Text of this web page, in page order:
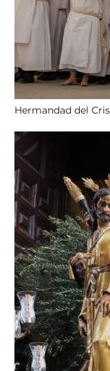
Hermandad del